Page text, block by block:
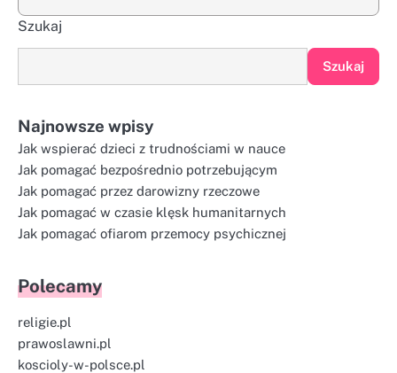
Szukaj
Szukaj
Najnowsze wpisy
Jak wspierać dzieci z trudnościami w nauce
Jak pomagać bezpośrednio potrzebującym
Jak pomagać przez darowizny rzeczowe
Jak pomagać w czasie klęsk humanitarnych
Jak pomagać ofiarom przemocy psychicznej
Polecamy
religie.pl
prawoslawni.pl
koscioly-w-polsce.pl